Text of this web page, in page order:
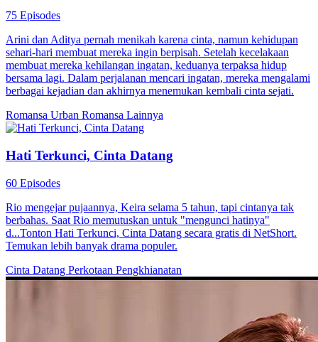
75 Episodes
Arini dan Aditya pernah menikah karena cinta, namun kehidupan
sehari-hari membuat mereka ingin berpisah. Setelah kecelakaan
membuat mereka kehilangan ingatan, keduanya terpaksa hidup
bersama lagi. Dalam perjalanan mencari ingatan, mereka mengalami
berbagai kejadian dan akhirnya menemukan kembali cinta sejati.
Romansa Urban Romansa Lainnya
Hati Terkunci, Cinta Datang
60 Episodes
Rio mengejar pujaannya, Keira selama 5 tahun, tapi cintanya tak
berbahas. Saat Rio memutuskan untuk "mengunci hatinya"
d...Tonton Hati Terkunci, Cinta Datang secara gratis di NetShort.
Temukan lebih banyak drama populer.
Cinta Datang Perkotaan Pengkhianatan